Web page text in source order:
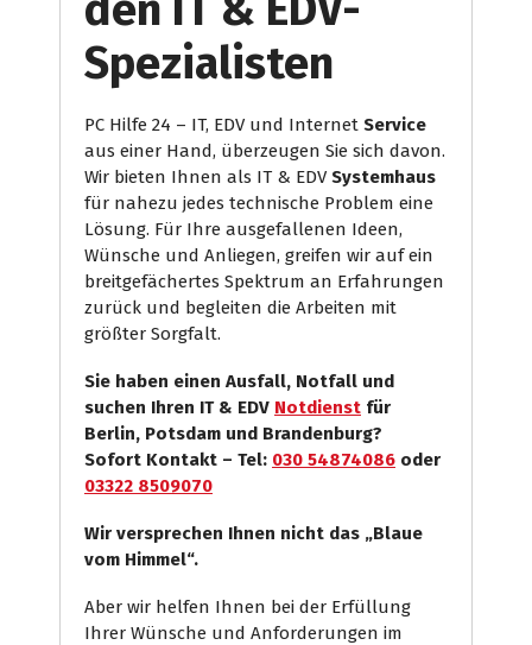
Spezialisten
PC Hilfe 24 – IT, EDV und Internet Service
aus einer Hand, überzeugen Sie sich davon.
Wir bieten Ihnen als IT & EDV Systemhaus
für nahezu jedes technische Problem eine
Lösung. Für Ihre ausgefallenen Ideen,
Wünsche und Anliegen, greifen wir auf ein
breitgefächertes Spektrum an Erfahrungen
zurück und begleiten die Arbeiten mit
größter Sorgfalt.
Sie haben einen Ausfall, Notfall und
suchen Ihren IT & EDV Notdienst für
Berlin, Potsdam und Brandenburg?
Sofort Kontakt – Tel: 030 54874086 oder
03322 8509070
Wir versprechen Ihnen nicht das „Blaue
vom Himmel“.
Aber wir helfen Ihnen bei der Erfüllung
Ihrer Wünsche und Anforderungen im